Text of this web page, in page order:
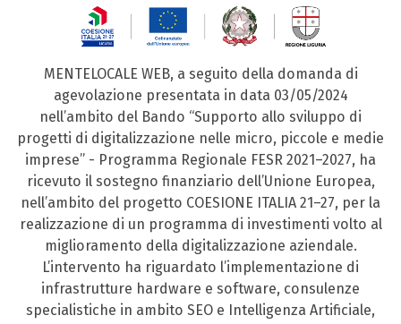
MENTELOCALE WEB, a seguito della domanda di
agevolazione presentata in data 03/05/2024
nell’ambito del Bando “Supporto allo sviluppo di
progetti di digitalizzazione nelle micro, piccole e medie
imprese” - Programma Regionale FESR 2021–2027, ha
ricevuto il sostegno finanziario dell’Unione Europea,
nell’ambito del progetto COESIONE ITALIA 21–27, per la
realizzazione di un programma di investimenti volto al
miglioramento della digitalizzazione aziendale.
L’intervento ha riguardato l’implementazione di
infrastrutture hardware e software, consulenze
specialistiche in ambito SEO e Intelligenza Artificiale,